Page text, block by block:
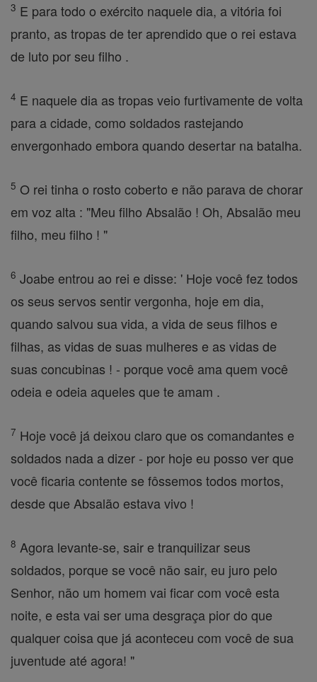
3 E para todo o exército naquele dia, a vitória foi
pranto, as tropas de ter aprendido que o rei estava
de luto por seu filho .
4 E naquele dia as tropas veio furtivamente de volta
para a cidade, como soldados rastejando
envergonhado embora quando desertar na batalha.
5 O rei tinha o rosto coberto e não parava de chorar
em voz alta : "Meu filho Absalão ! Oh, Absalão meu
filho, meu filho ! "
6 Joabe entrou ao rei e disse: ' Hoje você fez todos
os seus servos sentir vergonha, hoje em dia,
quando salvou sua vida, a vida de seus filhos e
filhas, as vidas de suas mulheres e as vidas de
suas concubinas ! - porque você ama quem você
odeia e odeia aqueles que te amam .
7 Hoje você já deixou claro que os comandantes e
soldados nada a dizer - por hoje eu posso ver que
você ficaria contente se fôssemos todos mortos,
desde que Absalão estava vivo !
8 Agora levante-se, sair e tranquilizar seus
soldados, porque se você não sair, eu juro pelo
Senhor, não um homem vai ficar com você esta
noite, e esta vai ser uma desgraça pior do que
qualquer coisa que já aconteceu com você de sua
juventude até agora! "